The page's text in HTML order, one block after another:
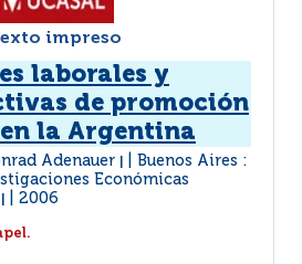
impreso
laborales y
de promoción
la Argentina
Adenauer
Buenos Aires :
Económicas
2006